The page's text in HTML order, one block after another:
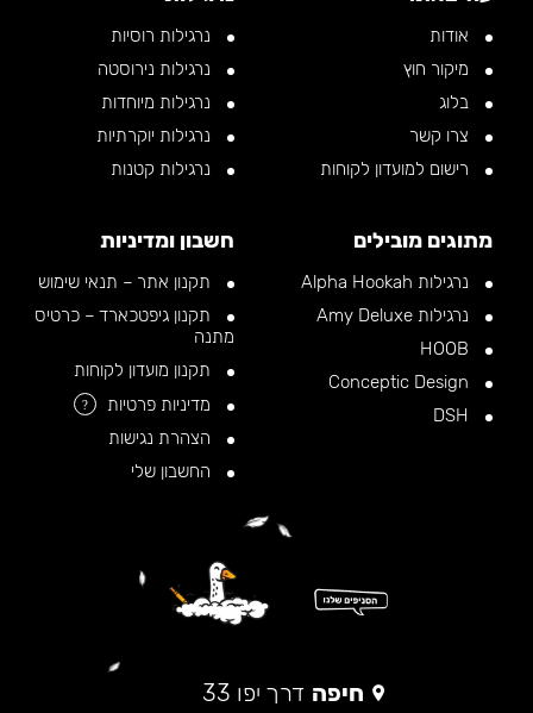
אודות
מיקור חוץ
בלוג
צרו קשר
רישום למועדון לקוחות
נרגילות רוסיות
נרגילות נירוסטה
נרגילות מיוחדות
נרגילות יוקרתיות
נרגילות קטנות
מתוגים מובילים
נרגילות Alpha Hookah
נרגילות Amy Deluxe
חשבון ומדיניות
תקנון אתר – תנאי שימוש
תקנון גיפטכארד – כרטיס
מתנה
תקנון מועדון לקוחות
מדיניות פרטיות
?
הצהרת נגישות
החשבון שלי
חיפה דרך יפו 33